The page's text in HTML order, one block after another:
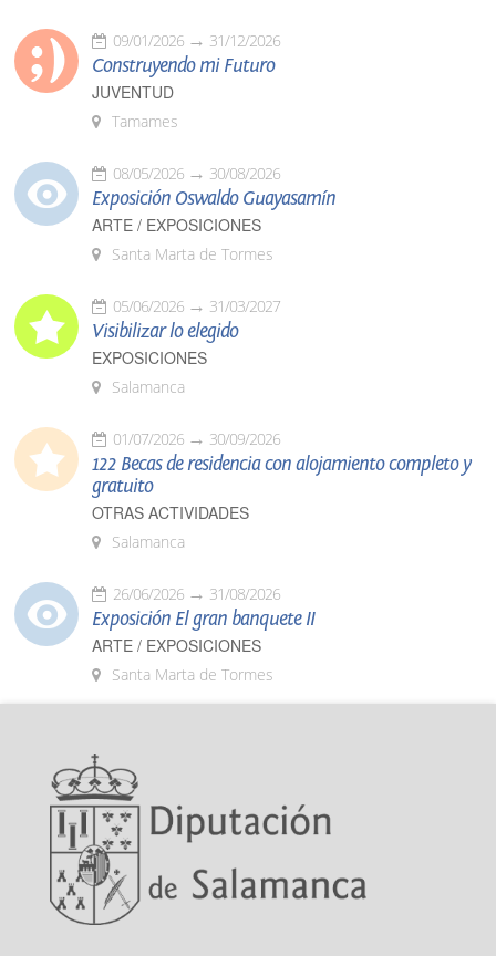
09/01/2026 31/12/2026
Construyendo mi Futuro
JUVENTUD
Tamames
08/05/2026 30/08/2026
Exposición Oswaldo Guayasamín
ARTE / EXPOSICIONES
Santa Marta de Tormes
05/06/2026 31/03/2027
Visibilizar lo elegido
EXPOSICIONES
Salamanca
01/07/2026 30/09/2026
122 Becas de residencia con alojamiento completo y
gratuito
OTRAS ACTIVIDADES
Salamanca
26/06/2026 31/08/2026
Exposición El gran banquete II
ARTE / EXPOSICIONES
Santa Marta de Tormes